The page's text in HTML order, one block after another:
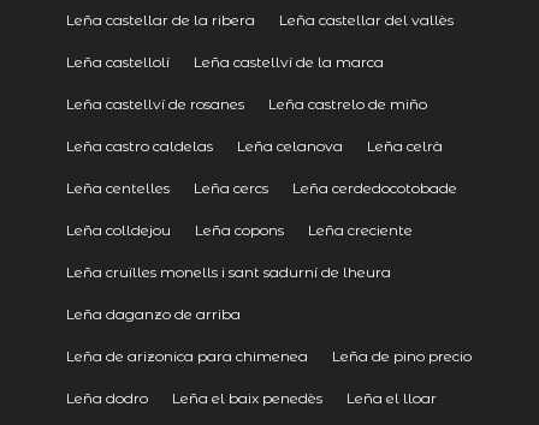
Leña castellar de la ribera Leña castellar del vallès
Leña castellolí Leña castellví de la marca
Leña castellví de rosanes Leña castrelo de miño
Leña castro caldelas Leña celanova Leña celrà
Leña centelles Leña cercs Leña cerdedocotobade
Leña colldejou Leña copons Leña creciente
Leña cruïlles monells i sant sadurní de lheura
Leña daganzo de arriba
Leña de arizonica para chimenea Leña de pino precio
Leña dodro Leña el baix penedès Leña el lloar